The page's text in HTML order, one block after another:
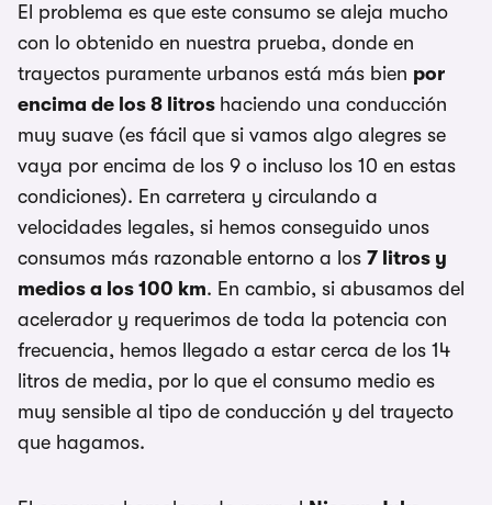
El problema es que este consumo se aleja mucho
con lo obtenido en nuestra prueba, donde en
trayectos puramente urbanos está más bien por
encima de los 8 litros haciendo una conducción
muy suave (es fácil que si vamos algo alegres se
vaya por encima de los 9 o incluso los 10 en estas
condiciones). En carretera y circulando a
velocidades legales, si hemos conseguido unos
consumos más razonable entorno a los 7 litros y
medios a los 100 km. En cambio, si abusamos del
acelerador y requerimos de toda la potencia con
frecuencia, hemos llegado a estar cerca de los 14
litros de media, por lo que el consumo medio es
muy sensible al tipo de conducción y del trayecto
que hagamos.